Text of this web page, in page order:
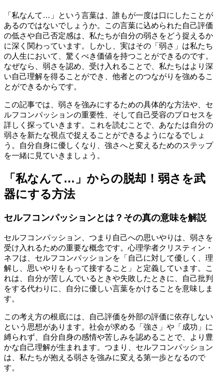
「私なんて…」という言葉は、誰もが一度は口にしたことが
あるのではないでしょうか。この言葉に込められた自己評価
の低さや自己否定感は、私たちが自分の弱さをどう捉えるか
に深く関わっています。しかし、実はその「弱さ」は私たち
の人生において、驚くべき価値を持つことができるのです。
なぜなら、弱さを認め、受け入れることで、私たちはより深
い自己理解を得ることができ、他者とのつながりを強めるこ
とができるからです。
この記事では、弱さを強みにするための具体的な方法や、セ
ルフコンパッションの重要性、そして自己受容のプロセスを
詳しく探っていきます。これを読むことで、あなたは自分の
弱さを新たな視点で捉えることができるようになるでしょ
う。自分自身に優しくなり、強さへと変えるためのステップ
を一緒に見ていきましょう。
「私なんて…」からの脱却！弱さを武
器にする方法
セルフコンパッションとは？その真の意味を解説
セルフコンパッション、つまり自己への思いやりは、弱さを
受け入れるための重要な概念です。心理学者クリスティン・
ネフは、セルフコンパッションを「自己に対して優しく、理
解し、思いやりをもって接すること」と定義しています。こ
れは、自分が苦しんでいるときや失敗したときに、自己批判
をする代わりに、自分に優しい言葉をかけることを意味しま
す。
この考え方の根底には、自己評価を外部の評価に依存しない
という思想があります。社会が求める「強さ」や「成功」に
縛られず、自分自身の感情や苦しみを認めることで、より豊
かな自己理解が生まれます。つまり、セルフコンパッション
は、私たちが抱える弱さを強みに変える第一歩となるので
す。